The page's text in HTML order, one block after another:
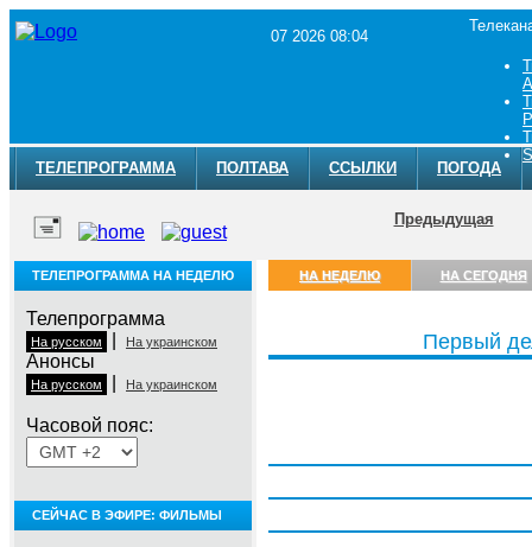
07 2026 08:04
ТЕЛЕПРОГРАММА ПОЛТАВА ССЫЛКИ ПОГОДА
Предыдущая
ТЕЛЕПРОГРАММА НА НЕДЕЛЮ
Телепрограмма
На русском На украинском
Анонсы
На русском На украинском
Часовой пояс:
СЕЙЧАС В ЭФИРЕ: ФИЛЬМЫ
НА НЕДЕЛЮ НА СЕГОДНЯ
Первый